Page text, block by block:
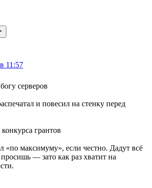
11:57
серверов
и повесил на стенку перед
грантов
«по максимуму», если честно. Дадут всё
— зато как раз хватит на